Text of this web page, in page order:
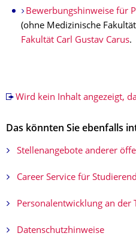
Bewerbungshinweise für
(ohne Medizinische
Fakultät Carl Gustav Carus.
Wird kein Inhalt angezeigt,
Das könnten Sie ebenfalls
Stellenangebote anderer
Career Service für
Personalentwicklung an der
Datenschutzhinweise